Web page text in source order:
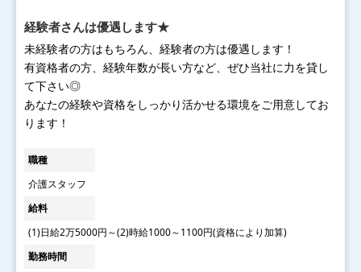
経験者さんは優遇します★
未経験者の方はもちろん、経験者の方は優遇します！
有資格者の方、経験年数が長い方など、ぜひ当社に力を貸し
て下さい◎
あなたの経験や資格をしっかり活かせる環境をご用意してお
ります！
職種
介護スタッフ
給料
(1)日給2万5000円～(2)時給1000～1100円(資格により加算)
勤務時間